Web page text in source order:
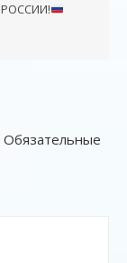
РОССИИ!
Обязательные